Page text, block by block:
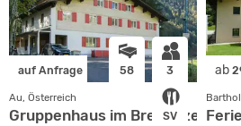
auf Anfrage 58 3
SV
Au, Österreich
Gruppenhaus im Bregenzerwald
ab